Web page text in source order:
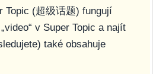
Topic (超级话题) fungují
v Super Topic a najít
také obsahuje